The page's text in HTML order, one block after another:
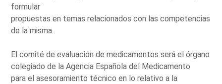
formular
propuestas en temas relacionados con las competencias
de la misma.
El comité de evaluación de medicamentos será el órgano
colegiado de la Agencia Española del Medicamento
para el asesoramiento técnico en lo relativo a la